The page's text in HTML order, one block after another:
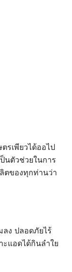
รเพียวได้ออไป
นตัวช่วยในการ
ตของทุกท่านว่า
ลง ปลอดภัยไร้
ะแอดได้กินลำใย